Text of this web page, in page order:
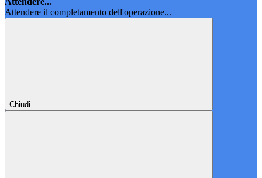
Attendere il completamento dell'operazione...
Chiudi